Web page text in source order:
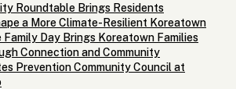
Roundtable Brings Residents
a More Climate-Resilient Koreatown
Family Day Brings Koreatown Families
Connection and Community
Prevention Community Council at